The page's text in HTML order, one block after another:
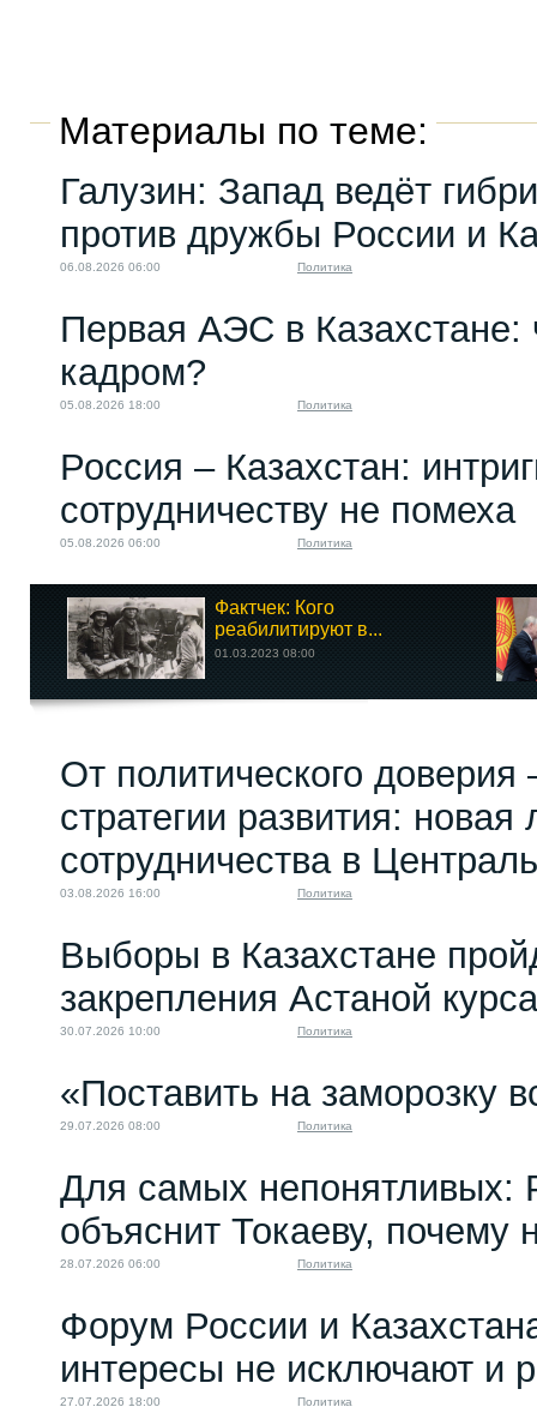
Материалы по теме:
Галузин: Запад ведёт
против дружбы России и
06.08.2026 06:00 Политика
Первая АЭС в Казахстане:
кадром?
05.08.2026 18:00 Политика
Россия – Казахстан:
сотрудничеству не помеха
05.08.2026 06:00 Политика
Фактчек: Кого
реабилитируют в...
01.03.2023 08:00
От политического
стратегии развития: новая
сотрудничества в
03.08.2026 16:00 Политика
Выборы в Казахстане
закрепления Астаной
30.07.2026 10:00 Политика
«Поставить на заморозку
29.07.2026 08:00 Политика
Для самых непонятливых:
объяснит Токаеву,
28.07.2026 06:00 Политика
Форум России и
интересы не исключают и
27.07.2026 18:00 Политика